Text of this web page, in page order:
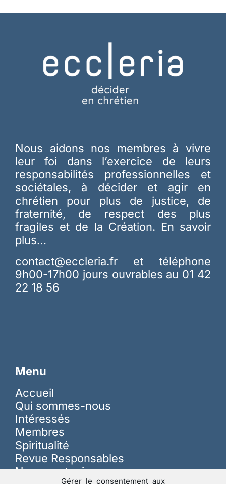
Gérer le consentement aux
Nous aidons nos membres à vivre
leur foi dans l’exercice de leurs
responsabilités professionnelles et
sociétales, à décider et agir en
chrétien pour plus de justice, de
fraternité, de respect des plus
fragiles et de la Création. En savoir
plus…
contact@eccleria.fr et téléphone
9h00-17h00 jours ouvrables au 01 42
22 18 56
Menu
Accueil
Qui sommes-nous
Intéressés
Membres
Spiritualité
Revue Responsables
Nous soutenir